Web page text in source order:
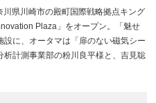
川県川崎市の殿町国際戦略拠点キング
Plaza 」をオープン。「魅せ
に、オータマは「扉のない磁気シー
計測事業部の粉川良平様と、吉見聡